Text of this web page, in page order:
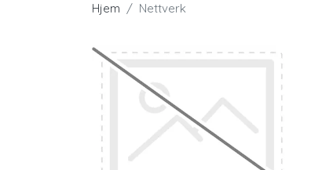
Hjem Nettverk